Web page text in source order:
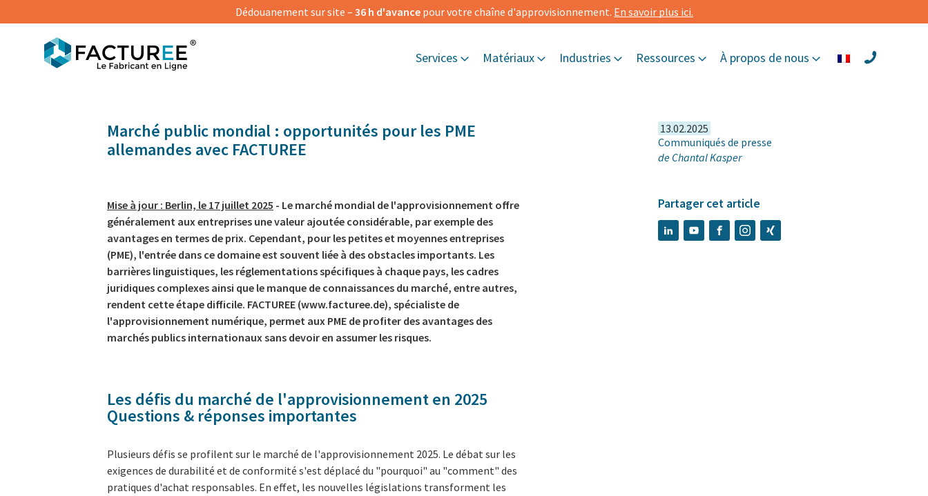
Dédouanement sur site – 36 h d'avance pour votre chaîne d'approvisionnement. En savoir plus ici.
Services Matériaux Industries Ressources À propos de nous
Marché public mondial : opportunités pour les PME
allemandes avec FACTUREE
13.02.2025
Communiqués de presse
de Chantal Kasper
Partager cet article
Mise à jour : Berlin, le 17 juillet 2025 - Le marché mondial de l'approvisionnement offre
généralement aux entreprises une valeur ajoutée considérable, par exemple des
avantages en termes de prix. Cependant, pour les petites et moyennes entreprises
(PME), l'entrée dans ce domaine est souvent liée à des obstacles importants. Les
barrières linguistiques, les réglementations spécifiques à chaque pays, les cadres
juridiques complexes ainsi que le manque de connaissances du marché, entre autres,
rendent cette étape difficile. FACTUREE (www.facturee.de), spécialiste de
l'approvisionnement numérique, permet aux PME de profiter des avantages des
marchés publics internationaux sans devoir en assumer les risques.
Les défis du marché de l'approvisionnement en 2025
Questions & réponses importantes
Plusieurs défis se profilent sur le marché de l'approvisionnement 2025. Le débat sur les
exigences de durabilité et de conformité s'est déplacé du "pourquoi" au "comment" des
pratiques d'achat responsables. En effet, les nouvelles législations transforment les